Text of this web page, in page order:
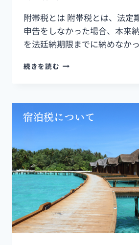
附帯税とは 附帯税とは、法定
申告をしなかった場合、本来
を法廷納期限までに納めなか
続きを読む